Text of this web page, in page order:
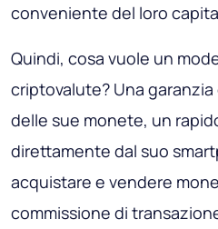
conveniente del loro
Quindi, cosa vuole un
criptovalute? Una
delle sue monete, un
direttamente dal suo
acquistare e vendere
commissione di